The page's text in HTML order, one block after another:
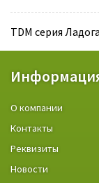
TDM серия
О компании
Контакты
Реквизиты
Новости